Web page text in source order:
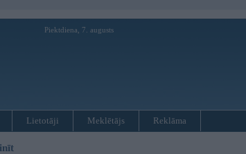
Piektdiena, 7. augusts
Lietotāji Meklētājs Reklāma